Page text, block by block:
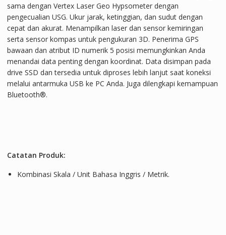
sama dengan Vertex Laser Geo Hypsometer dengan
pengecualian USG. Ukur jarak, ketinggian, dan sudut dengan
cepat dan akurat. Menampilkan laser dan sensor kemiringan
serta sensor kompas untuk pengukuran 3D. Penerima GPS
bawaan dan atribut ID numerik 5 posisi memungkinkan Anda
menandai data penting dengan koordinat. Data disimpan pada
drive SSD dan tersedia untuk diproses lebih lanjut saat koneksi
melalui antarmuka USB ke PC Anda. Juga dilengkapi kemampuan
Bluetooth®.
Catatan Produk:
Kombinasi Skala / Unit Bahasa Inggris / Metrik.